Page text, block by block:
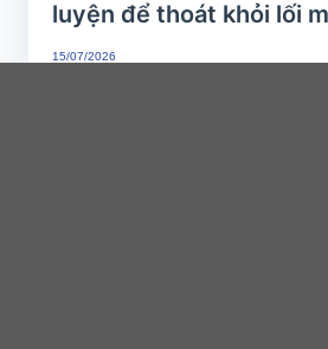
luyện để thoát khỏi lối
15/07/2026